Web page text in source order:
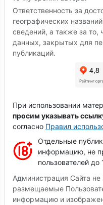
Ответственность за
географических
сведений, а также за то,
данных, закрытых для
публикаций.
При использовании
просим указывать
согласно Правил
Отдельные
информацию, не
пользователей до
Администрация Сайта не
размещаемые
информацию и